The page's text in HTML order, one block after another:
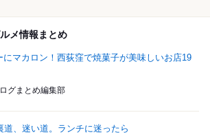
メ情報まとめ
にマカロン！西荻窪で焼菓子が美味しいお店19
グまとめ編集部
道、迷い道。ランチに迷ったら